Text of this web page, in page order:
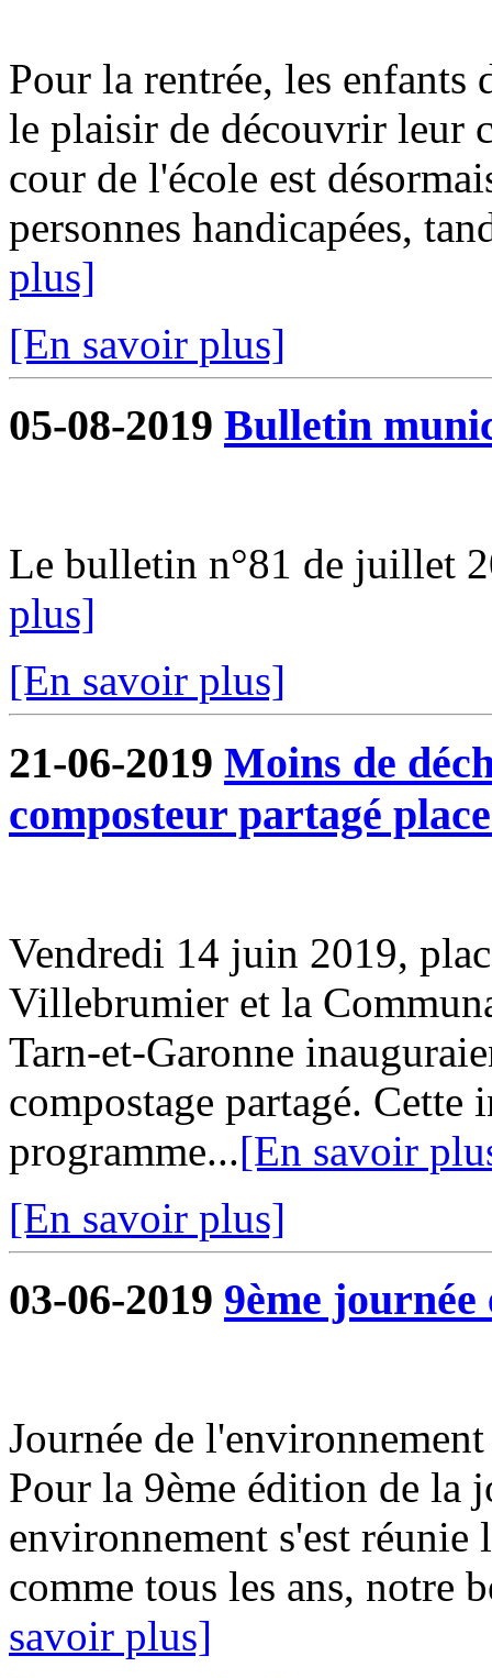
Pour la rentrée, les
le plaisir de découvrir leur
cour de l'école est
personnes handicapées,
plus]
[En savoir plus]
05-08-2019 Bulletin
Le bulletin n°81 de juillet
plus]
[En savoir plus]
21-06-2019 Moins de
composteur partagé
Vendredi 14 juin 2019,
Villebrumier et la
Tarn-et-Garonne
compostage partagé.
programme...[En savoir
[En savoir plus]
03-06-2019 9ème
Journée de
Pour la 9ème édition de la
environnement s'est
comme tous les ans, notre
savoir plus]